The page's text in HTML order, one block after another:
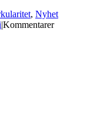
, Nyhet
|Kommentarer